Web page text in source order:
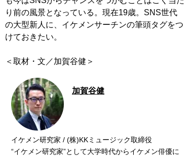
り前の風景となっている。現在19歳。SNS世代
の大型新人に、イケメンサーチンの筆頭タグをつ
けておきたい。
＜取材・文／加賀谷健＞
加賀谷健
イケメン研究家 / (株)KKミュージック取締役
“イケメン研究家”として大学時代からイケメン俳優に